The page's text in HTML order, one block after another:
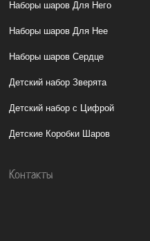
Наборы шаров Для Него
Наборы шаров Для Нее
Наборы шаров Сердце
Детский набор Зверята
Детский набор с Цифрой
Детские Коробки Шаров
Контакты